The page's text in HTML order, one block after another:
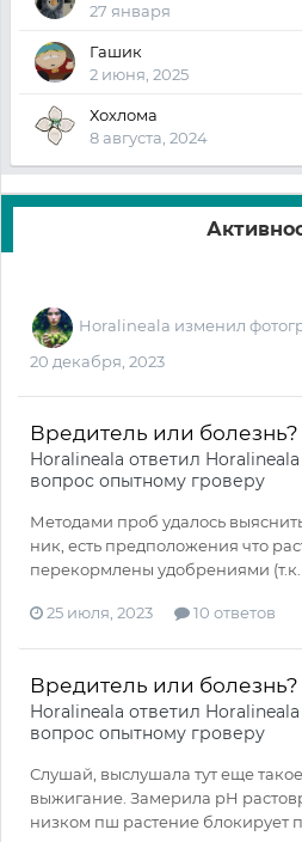
27 января
Гашик
2 июня, 2025
Хохлома
8 августа, 2024
Horalineala изменил
20 декабря, 2023
Вредитель или болезнь?
Horalineala ответил Horalineala
вопрос опытному гроверу
Методами проб удалось
ник, есть предположения что
перекормлены удобрениями (т.к.
25 июля, 2023 10 ответов
Вредитель или болезнь?
Horalineala ответил Horalineala
вопрос опытному гроверу
Слушай, выслушала тут еще
выжигание. Замерила pH
низком пш растение блокирует